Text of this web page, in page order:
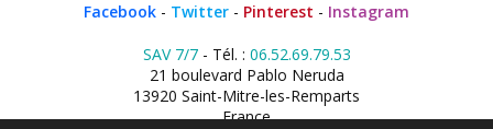
Facebook - Twitter - Pinterest - Instagram
SAV 7/7- Tél. : 06.52.69.79.53
21 boulevard Pablo Neruda
13920 Saint-Mitre-les-Remparts
France